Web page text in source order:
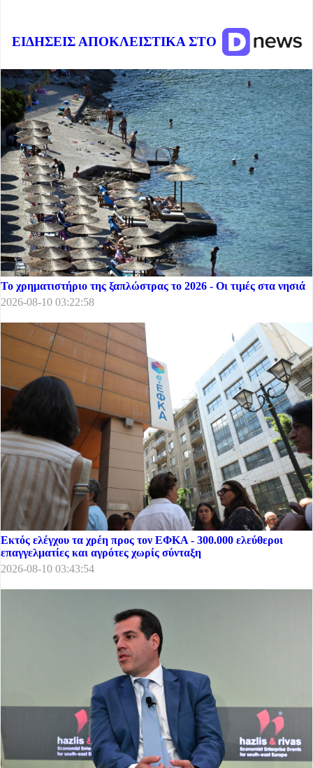
ΕΙΔΗΣΕΙΣ ΑΠΟΚΛΕΙΣΤΙΚΑ ΣΤΟ
Το χρηματιστήριο της ξαπλώστρας το 2026 - Οι τιμές στα νησιά
2026-08-10 03:22:58
Εκτός ελέγχου τα χρέη προς τον ΕΦΚΑ - 300.000 ελεύθεροι
επαγγελματίες και αγρότες χωρίς σύνταξη
2026-08-10 03:43:54